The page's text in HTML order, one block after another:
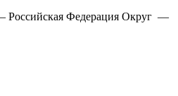
— Российская Федерация Округ —